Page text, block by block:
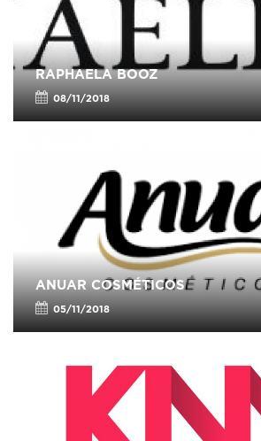
RAPHAELA BOOZ
08/11/2018
ANUAR COSMÉTICOS
05/11/2018